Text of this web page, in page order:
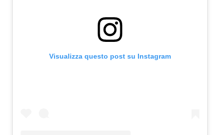
Visualizza questo post su Instagram